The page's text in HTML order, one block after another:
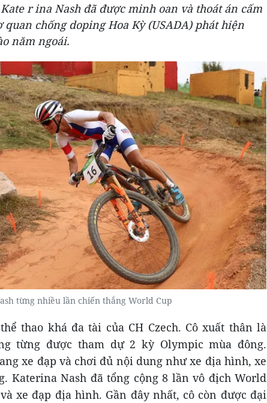
r ina Nash đã được minh oan và thoát án cấm
chống doping Hoa Kỳ (USADA) phát hiện
năm ngoái.
từng nhiều lần chiến thắng World Cup
thao khá đa tài của CH Czech. Cô xuất thân là
từng được tham dự 2 kỳ Olympic mùa đông.
xe đạp và chơi đủ nội dung như xe địa hình, xe
Katerina Nash đã tổng cộng 8 lần vô địch World
xe đạp địa hình. Gần đây nhất, cô còn được đại